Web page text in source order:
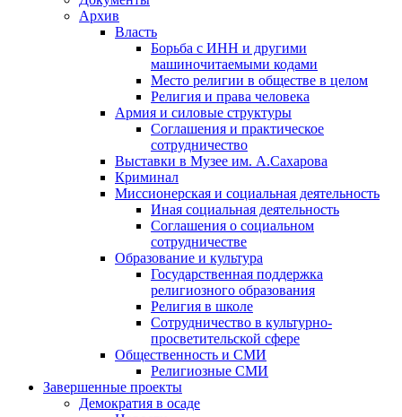
Архив
Власть
Борьба с ИНН и другими
машиночитаемыми кодами
Место религии в обществе в целом
Религия и права человека
Армия и силовые структуры
Соглашения и практическое
сотрудничество
Выставки в Музее им. А.Сахарова
Криминал
Миссионерская и социальная деятельность
Иная социальная деятельность
Соглашения о социальном
сотрудничестве
Образование и культура
Государственная поддержка
религиозного образования
Религия в школе
Сотрудничество в культурно-
просветительской сфере
Общественность и СМИ
Религиозные СМИ
Завершенные проекты
Демократия в осаде